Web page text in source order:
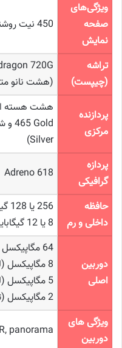
ویژگی‌های
صفحه
نمایش
450 نیت روشنایی
تراشه
(چیپست)
720G
(هشت نانو
پردازنده
مرکزی
Silver)
پردازه
گرافیکی
Adreno 618
حافظه
داخلی و رم
256 یا 128 گیگابایت حافظه داخلی UFS 3.0
8 یا 12 گیگابایت حافظه رم
دوربین
اصلی
64 مگاپیکسل (لنز واید، f/1.8)
8 مگاپیکسل (لنز اولتراواید، 13 میلی متری، f/2.2)
5 مگاپیکسل (لنز ماکرو، f/2.4)
2 مگاپیکسل (تشخیص عمق، f/2.4)
ویژگی های
دوربین
panorama